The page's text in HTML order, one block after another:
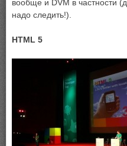
вообще и DVM в частности
надо следить!).
HTML 5